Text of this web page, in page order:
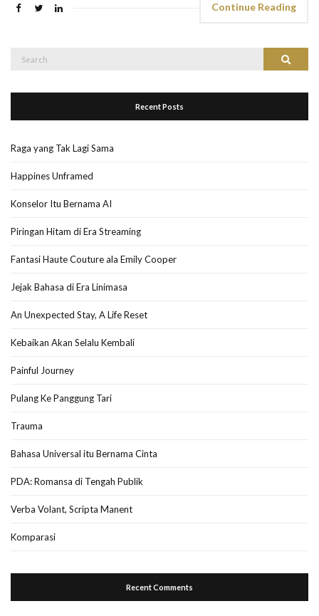
Continue Reading
Search
Search
Recent Posts
Raga yang Tak Lagi Sama
Happines Unframed
Konselor Itu Bernama AI
Piringan Hitam di Era Streaming
Fantasi Haute Couture ala Emily Cooper
Jejak Bahasa di Era Linimasa
An Unexpected Stay, A Life Reset
Kebaikan Akan Selalu Kembali
Painful Journey
Pulang Ke Panggung Tari
Trauma
Bahasa Universal itu Bernama Cinta
PDA: Romansa di Tengah Publik
Verba Volant, Scripta Manent
Komparasi
Recent Comments